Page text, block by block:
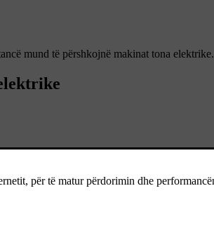
mund të përshkojnë makinat tona elektrike.